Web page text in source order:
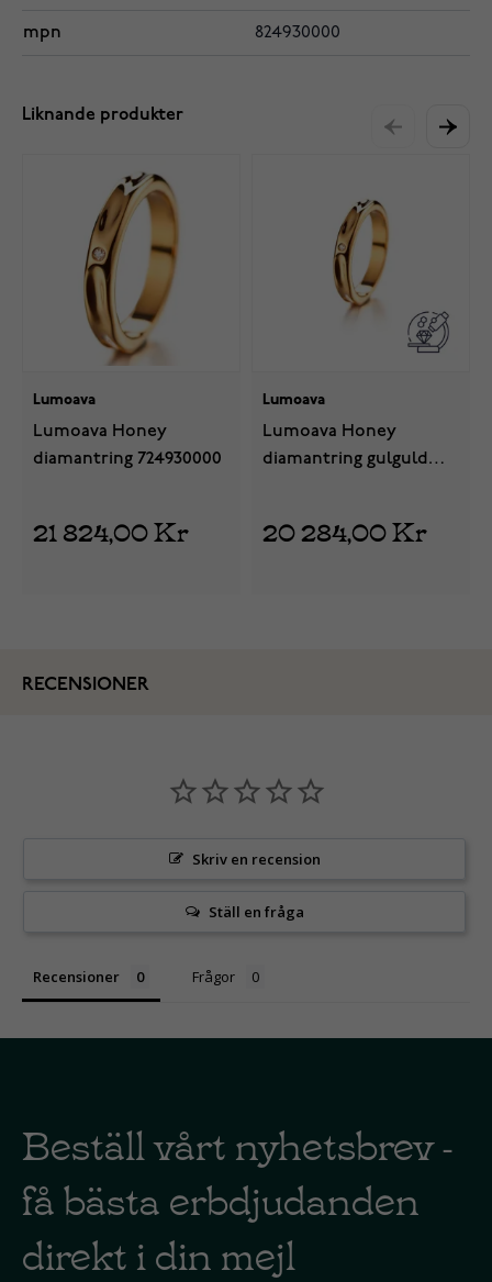
mpn 824930000
Liknande produkter
Lumoava
Lumoava Honey
diamantring 724930000
21 824,00 Kr
Lumoava
Lumoava Honey
diamantring gulguld
20 284,00 Kr
RECENSIONER
Skriv en recension
Ställ en fråga
Recensioner Frågor
Beställ vårt nyhetsbrev -
få bästa erbdjudanden
direkt i din mejl